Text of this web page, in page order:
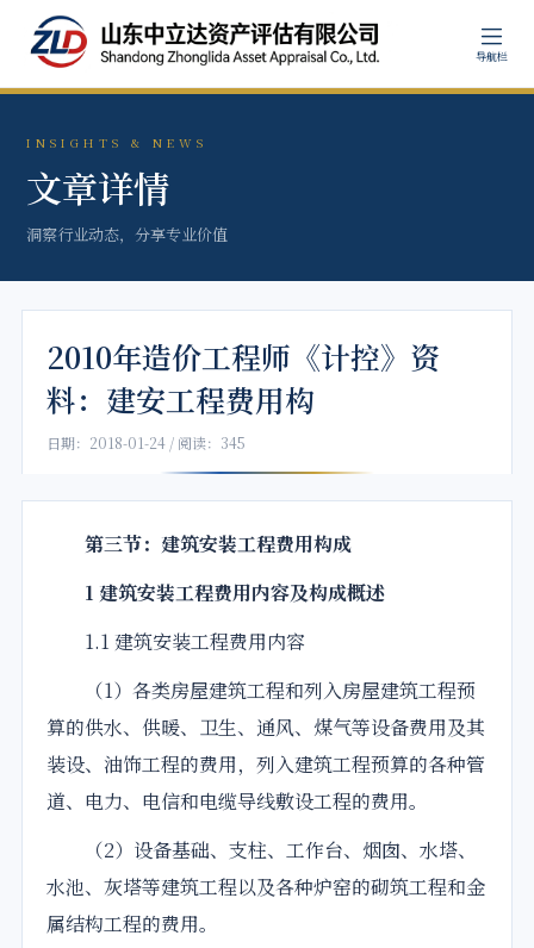
导航栏
INSIGHTS & NEWS
文章详情
洞察行业动态，分享专业价值
2010年造价工程师《计控》资
料：建安工程费用构
日期：2018-01-24 / 阅读：345
第三节：建筑安装工程费用构成
1 建筑安装工程费用内容及构成概述
1.1 建筑安装工程费用内容
（1）各类房屋建筑工程和列入房屋建筑工程预
算的供水、供暖、卫生、通风、煤气等设备费用及其
装设、油饰工程的费用，列入建筑工程预算的各种管
道、电力、电信和电缆导线敷设工程的费用。
（2）设备基础、支柱、工作台、烟囱、水塔、
水池、灰塔等建筑工程以及各种炉窑的砌筑工程和金
属结构工程的费用。